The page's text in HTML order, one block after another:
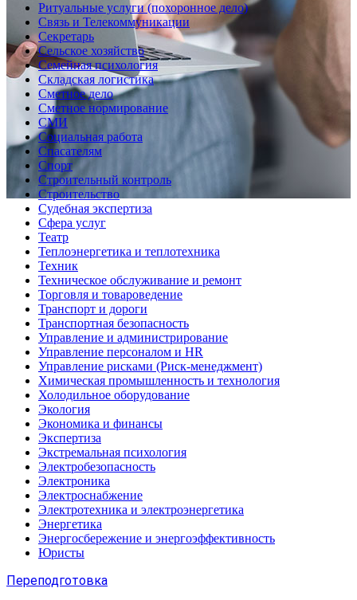
Ритуальные услуги (похоронное дело)
Связь и Телекоммуникации
Секретарь
Сельское хозяйство
Семейная психология
Складская логистика
Сметное дело
Сметное нормирование
СМИ
Социальная работа
Спасателям
Спорт
Строительный контроль
Строительство
Судебная экспертиза
Сфера услуг
Театр
Теплоэнергетика и теплотехника
Техник
Техническое обслуживание и ремонт
Торговля и товароведение
Транспорт и дороги
Транспортная безопасность
Управление и администрирование
Управление персоналом и HR
Управление рисками (Риск-менеджмент)
Химическая промышленность и технология
Холодильное оборудование
Экология
Экономика и финансы
Экспертиза
Экстремальная психология
Электробезопасность
Электроника
Электроснабжение
Электротехника и электроэнергетика
Энергетика
Энергосбережение и энергоэффективность
Юристы
Переподготовка